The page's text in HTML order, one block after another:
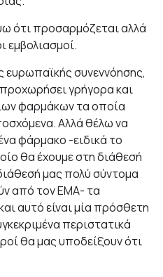
ότι προσαρμόζεται αλλά
εμβολιασμοί.
ευρωπαϊκής συνεννόησης,
γρήγορα και
φαρμάκων τα οποία
Aλλά θέλω να
φάρμακο -ειδικά το
θα έχουμε στη διάθεσή
μας πολύ σύντομα
από τον ΕΜΑ- τα
αυτό είναι μία πρόσθετη
περιστατικά
θα μας υποδείξουν ότι